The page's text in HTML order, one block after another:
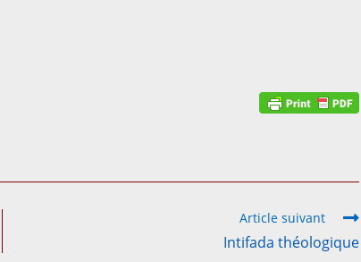
Article suivant
Intifada théologique